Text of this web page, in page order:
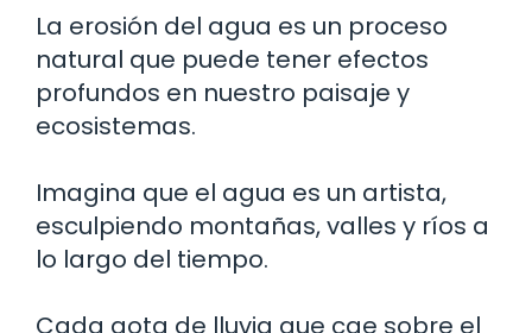
La erosión del agua es un proceso
natural que puede tener efectos
profundos en nuestro paisaje y
ecosistemas.
Imagina que el agua es un artista,
esculpiendo montañas, valles y ríos a
lo largo del tiempo.
Cada gota de lluvia que cae sobre el